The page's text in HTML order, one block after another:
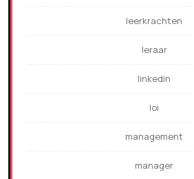
leerkrachten
leraar
linkedin
loi
management
manager